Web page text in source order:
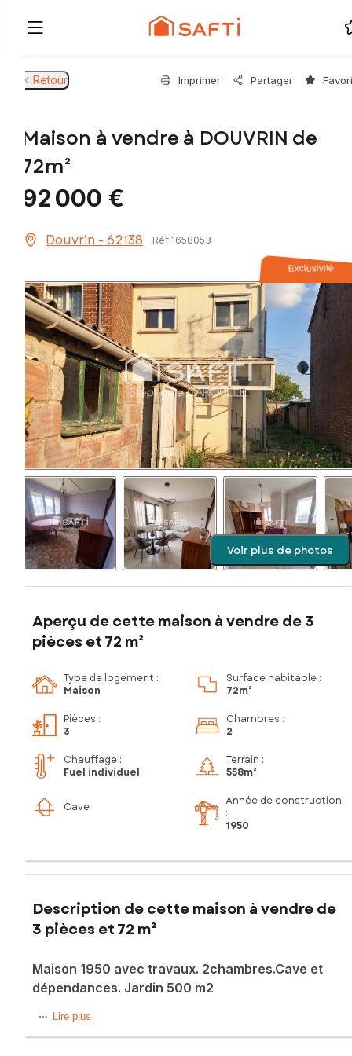
Retour Imprimer Partager
Maison à vendre à DOUVRIN de
72m²
92 000 €
Douvrin - 62138 Réf 1658053
Exclusivité
Voir plus de photos
Aperçu de cette maison à vendre de 3
pièces et 72 m²
Type de logement :
Maison
Surface habitable :
72m²
Pièces :
3
Chambres :
2
Chauffage :
Fuel individuel
Terrain :
558m²
Cave
Année de construction
:
1950
Description de cette maison à vendre de
3 pièces et 72 m²
Maison 1950 avec travaux. 2chambres.Cave et
dépendances. Jardin 500 m2
Située à Douvrin (62138), cette maison offre un cadre de
Lire plus